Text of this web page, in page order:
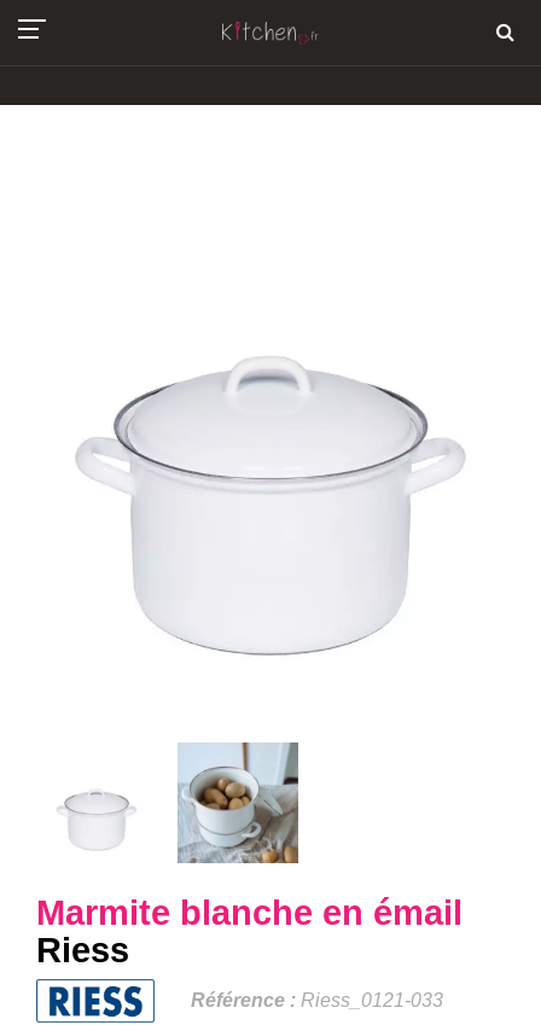
Marmite blanche en émail
Riess
Référence : Riess_0121-033